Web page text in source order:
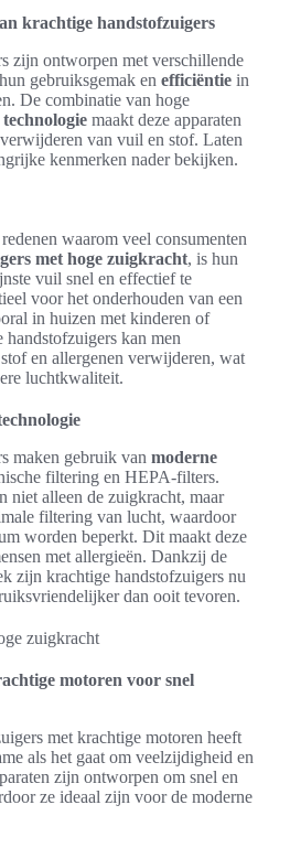
krachtige handstofzuigers
zijn ontworpen met verschillende
gebruiksgemak en efficiëntie in
De combinatie van hoge
maakt deze apparaten
van vuil en stof. Laten
kenmerken nader bekijken.
waarom veel consumenten
met hoge zuigkracht, is hun
vuil snel en effectief te
voor het onderhouden van een
in huizen met kinderen of
kan men
en allergenen verwijderen, wat
luchtkwaliteit.
maken gebruik van moderne
filtering en HEPA-filters.
niet alleen de zuigkracht, maar
filtering van lucht, waardoor
worden beperkt. Dit maakt deze
met allergieën. Dankzij de
zijn krachtige handstofzuigers nu
dan ooit tevoren.
motoren voor snel
met krachtige motoren heeft
als het gaat om veelzijdigheid en
zijn ontworpen om snel en
ze ideaal zijn voor de moderne